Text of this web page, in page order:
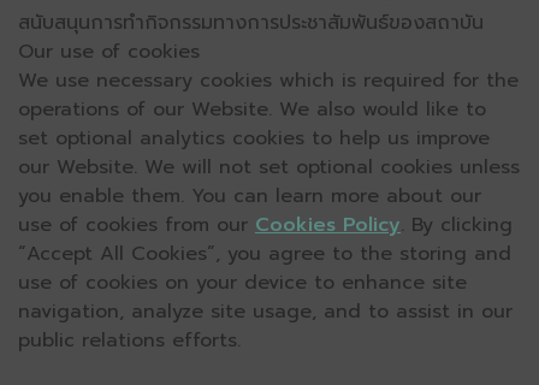
สนับสนุนการทำกิจกรรมทางการประชาสัมพันธ์ของสถาบัน
Our use of cookies
We use necessary cookies which is required for the
operations of our Website. We also would like to
set optional analytics cookies to help us improve
our Website. We will not set optional cookies unless
you enable them. You can learn more about our
use of cookies from our Cookies Policy. By clicking
“Accept All Cookies”, you agree to the storing and
use of cookies on your device to enhance site
navigation, analyze site usage, and to assist in our
public relations efforts.